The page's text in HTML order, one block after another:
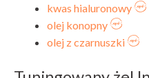
kwas hialuronowy
olej konopny
olej z czarnuszki